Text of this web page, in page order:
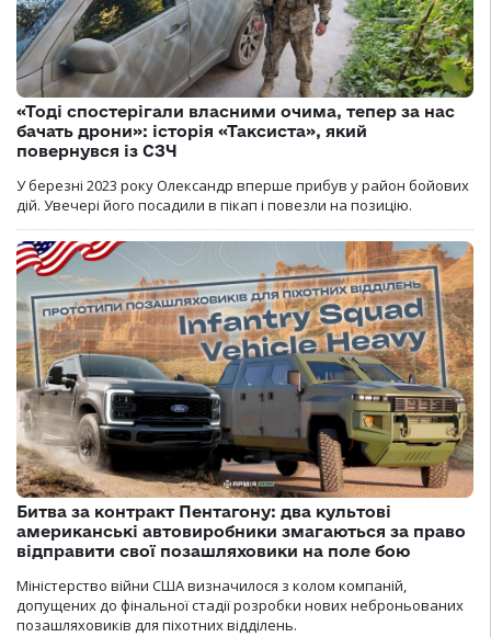
«Тоді спостерігали власними очима, тепер за нас
бачать дрони»: історія «Таксиста», який
повернувся із СЗЧ
У березні 2023 року Олександр вперше прибув у район бойових
дій. Увечері його посадили в пікап і повезли на позицію.
Битва за контракт Пентагону: два культові
американські автовиробники змагаються за право
відправити свої позашляховики на поле бою
Міністерство війни США визначилося з колом компаній,
допущених до фінальної стадії розробки нових неброньованих
позашляховиків для піхотних відділень.